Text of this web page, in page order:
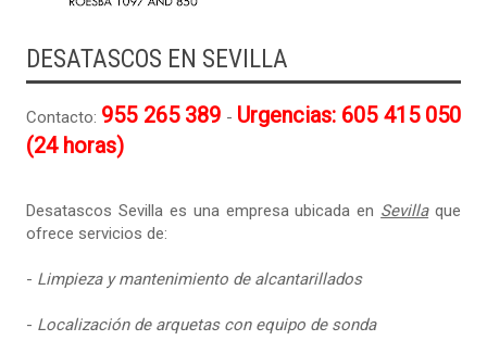
DESATASCOS EN SEVILLA
Contacto: 955 265 389 - Urgencias: 605 415 050
(24 horas)
Desatascos Sevilla es una empresa ubicada en Sevillaque
ofrece servicios de:
- Limpieza y mantenimiento de alcantarillados
- Localización de arquetas con equipo de sonda